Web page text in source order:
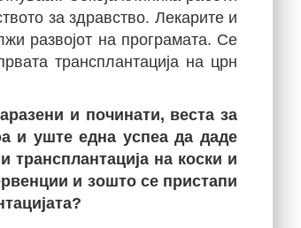
за здравство. Лекарите и
развојот на програмата. Се
трансплантација на црн
и починати, веста за
и уште една успеа да даде
трансплантација на коски и
и зошто се пристапи